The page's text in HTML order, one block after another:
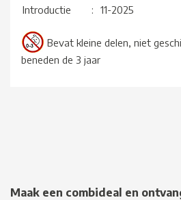
Introductie
: 11-2025
Bevat kleine delen, niet
beneden de 3 jaar
Maak een combideal en